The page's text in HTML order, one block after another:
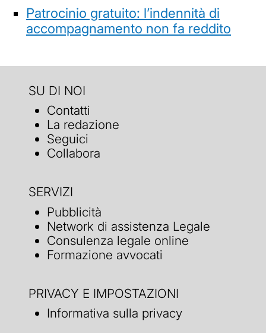
Patrocinio gratuito: l’indennità di
accompagnamento non fa reddito
SU DI NOI
Contatti
La redazione
Seguici
Collabora
SERVIZI
Pubblicità
Network di assistenza Legale
Consulenza legale online
Formazione avvocati
PRIVACY E IMPOSTAZIONI
Informativa sulla privacy